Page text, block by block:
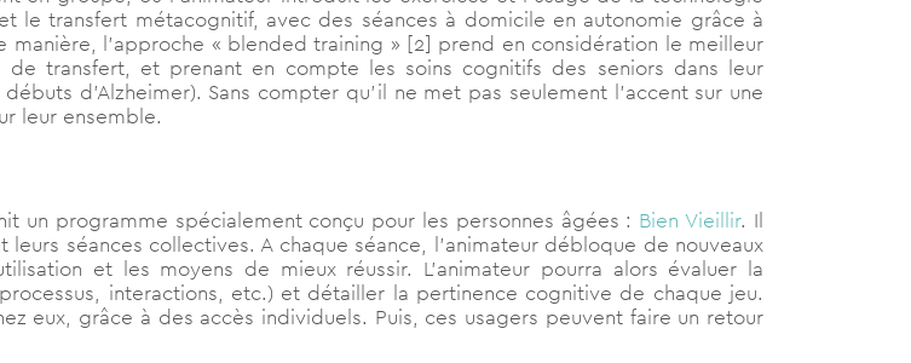
le transfert métacognitif, avec des séances à domicile en autonomie grâce à
l’approche « blended training » [2] prend en considération le meilleur
de transfert, et prenant en compte les soins cognitifs des seniors dans leur
d’Alzheimer). Sans compter qu’il ne met pas seulement l’accent sur une
leur ensemble.
un programme spécialement conçu pour les personnes âgées : Bien Vieillir. Il
séances collectives. A chaque séance, l’animateur débloque de nouveaux
et les moyens de mieux réussir. L’animateur pourra alors évaluer la
interactions, etc.) et détailler la pertinence cognitive de chaque jeu.
eux, grâce à des accès individuels. Puis, ces usagers peuvent faire un retour